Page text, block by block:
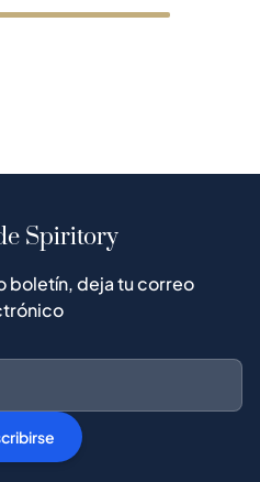
Spiritory
boletín, deja tu correo